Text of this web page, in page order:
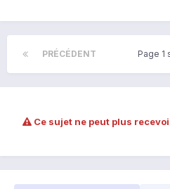
PRÉCÉDENT Page 1
Ce sujet ne peut plus